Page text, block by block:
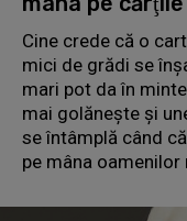
Cine crede că o
mici de grădi se
mari pot da în
mai golăneşte şi
se întâmplă când
pe mâna oamenilor